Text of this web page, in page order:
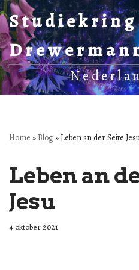
Ga
naar
de
inhoud
Studiekring
Home »Blog » Leben an der Seite
Leben an
Jesu
4 oktober 2021